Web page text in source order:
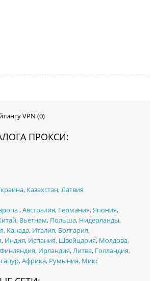
VPN (0)
ПРОКСИ:
, Казахстан,Латвия
,Австралия, Германия,Япония,
, Вьетнам, Польша, Нидерланды,
, Канада, Италия, Болгария,
, Индия, Испания, Швейцария, Молдова,
Финляндия, Ирландия,Литва, Голландия,
,Африка, Румыния, Микс